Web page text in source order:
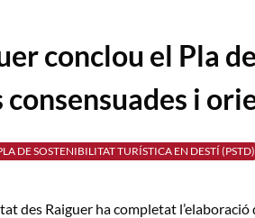
conclou el Pla
consensuades i
DE SOSTENIBILITAT TURÍSTICA EN DESTÍ (PSTD)
des Raiguer ha completat